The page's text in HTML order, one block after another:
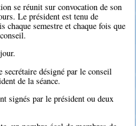
se réunit sur convocation de son
Le président est tenu de
chaque semestre et chaque fois que
désigné par le conseil
de la séance.
signés par le président ou deux